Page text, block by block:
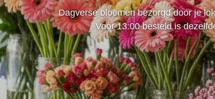
Dagverse bloemen bezorgd door je
Voor 13:00 besteld is